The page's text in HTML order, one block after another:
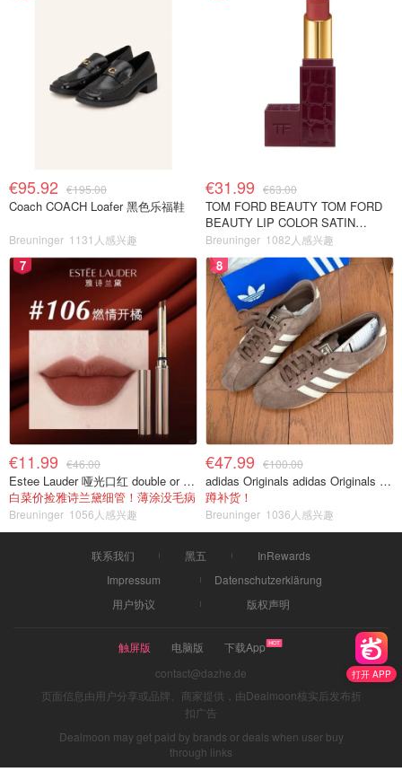
打开 APP
€95.92 €195.00
Coach COACH Loafer 黑色乐福鞋
Breuninger 1131人感兴趣
€31.99 €63.00
TOM FORD BEAUTY TOM FORD
BEAUTY LIP COLOR SATIN
MATTE 裸玫瑰口红
Breuninger 1082人感兴趣
7
€11.99 €46.00
Estee Lauder 哑光口红 double or nothing色号
白菜价捡雅诗兰黛细管！薄涂没毛病
Breuninger 1056人感兴趣
8
€47.99 €100.00
adidas Originals adidas Originals TOKYO 复古休闲鞋 深棕色
蹲补货！
Breuninger 1036人感兴趣
联系我们 黑五
InRewards
Impressum
Datenschutzerklärung
用户协议
版权声明
触屏版 电脑版
下载App
contact@dazhe.de
页面信息由用户分享或品牌、商家提供，由Dealmoon核实后发布折
扣广告
Dealmoon may get paid by brands or deals when user buy
through links